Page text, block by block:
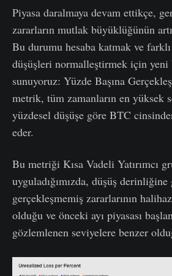
Piyasa daralmaya devam ettikçe,
zararların mutlak büyüklüğünün
Bu durumu hesaba katmak ve
düşüşleri normalleştirmek için yeni
sunuyoruz: Yüzde Başına
metrik, tüm zamanların en yüksek
yüzdesel düşüşe göre BTC
eder.
Bu metriği Kısa Vadeli Yatırımcı
uyguladığımızda, düşüş derinliğine
gerçekleşmemiş zararlarının
olduğu ve önceki ayı piyasası
gözlemlenen seviyelere benzer